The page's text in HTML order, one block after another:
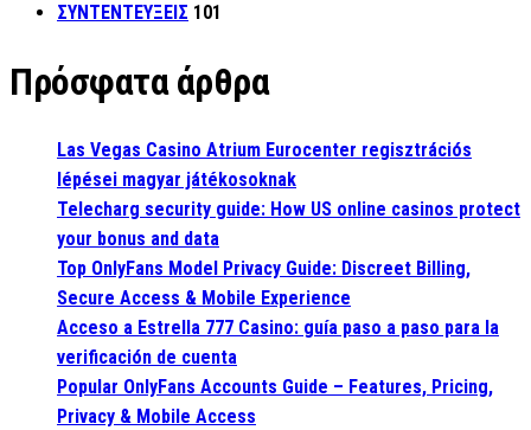
ΣΥΝΤΕΝΤΕΥΞΕΙΣ 101
Πρόσφατα άρθρα
Las Vegas Casino Atrium Eurocenter regisztrációs
lépései magyar játékosoknak
Telecharg security guide: How US online casinos protect
your bonus and data
Top OnlyFans Model Privacy Guide: Discreet Billing,
Secure Access & Mobile Experience
Acceso a Estrella 777 Casino: guía paso a paso para la
verificación de cuenta
Popular OnlyFans Accounts Guide – Features, Pricing,
Privacy & Mobile Access